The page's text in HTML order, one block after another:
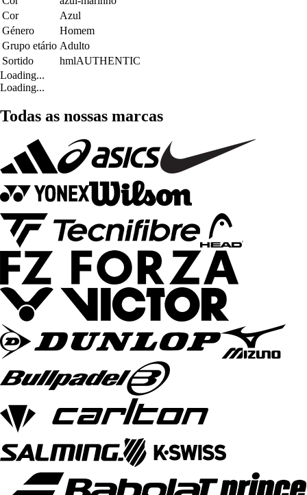
Cor
Azul
Género
Homem
Grupo etário Adulto
Sortido
hmlAUTHENTIC
Loading...
Loading...
Todas as nossas marcas